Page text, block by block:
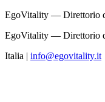
EgoVitality — Direttorio
EgoVitality — Direttorio
Italia | info@egovitality.it